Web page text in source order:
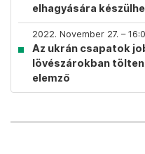
elhagyására
2022. November 27. –
Az ukrán csapatok
lövészárokban
elemző